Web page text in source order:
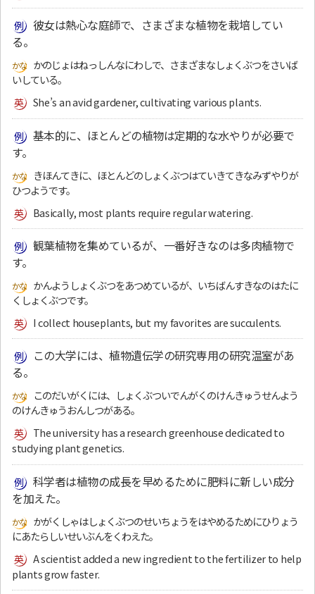
彼女は熱心な庭師で、さまざまな植物を栽培してい
る。
かのじょはねっしんなにわしで、さまざまなしょくぶつをさいば
いしている。
She’s an avid gardener, cultivating various plants.
基本的に、ほとんどの植物は定期的な水やりが必要で
す。
きほんてきに、ほとんどのしょくぶつはていきてきなみずやりが
ひつようです。
Basically, most plants require regular watering.
観葉植物を集めているが、一番好きなのは多肉植物で
す。
かんようしょくぶつをあつめているが、いちばんすきなのはたに
くしょくぶつです。
I collect houseplants, but my favorites are succulents.
この大学には、植物遺伝学の研究専用の研究温室があ
る。
このだいがくには、しょくぶついでんがくのけんきゅうせんよう
のけんきゅうおんしつがある。
The university has a research greenhouse dedicated to
studying plant genetics.
科学者は植物の成長を早めるために肥料に新しい成分
を加えた。
かがくしゃはしょくぶつのせいちょうをはやめるためにひりょう
にあたらしいせいぶんをくわえた。
A scientist added a new ingredient to the fertilizer to help
plants grow faster.